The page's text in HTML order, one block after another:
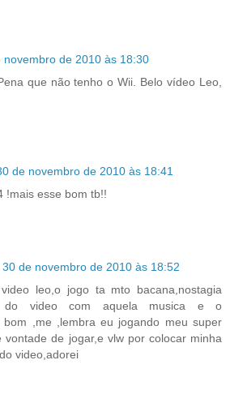
novembro de 2010 às 18:30
que não tenho o Wii. Belo vídeo Leo,
de novembro de 2010 às 18:41
!mais esse bom tb!!
30 de novembro de 2010 às 18:52
leo,o jogo ta mto bacana,nostagia
video com aquela musica e o
bom ,me ,lembra eu jogando meu super
vontade de jogar,e vlw por colocar minha
video,adorei